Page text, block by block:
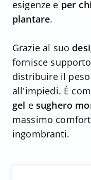
esigenze e per
plantare.
Grazie al suo
fornisce
distribuire il
all'impiedi. È
gel e sughero
massimo
ingombranti.